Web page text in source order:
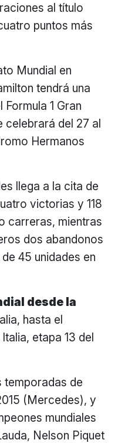
al título
puntos más
Mundial en
tendrá una
1 Gran
celebrará del 27 al
Hermanos
llega a la cita de
victorias y 118
carreras, mientras
dos abandonos
45 unidades en
desde la
hasta el
etapa 13 del
temporadas de
(Mercedes), y
mundiales
Nelson Piquet